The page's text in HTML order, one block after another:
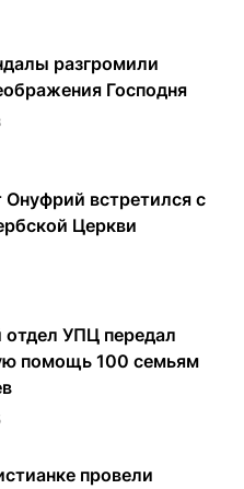
разгромили
Господня
встретился с
Церкви
УПЦ передал
помощь 100 семьям
провели